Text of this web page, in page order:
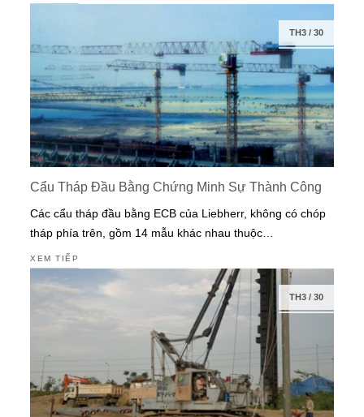
TH3/ 30
Cẩu Tháp Đầu Bằng Chứng Minh Sự Thành Công
Các cẩu tháp đầu bằng ECB của Liebherr, không có chóp
tháp phía trên, gồm 14 mẫu khác nhau thuộc…
XEM TIẾP
TH3/ 30